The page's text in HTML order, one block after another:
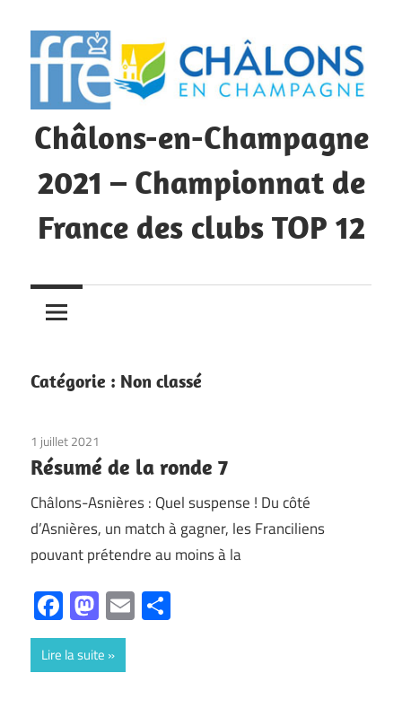
to
content
Châlons-en-Champagne
2021 – Championnat de
France des clubs TOP 12
de
France
TOP12
24
Juin
au
4
Juillet
Catégorie : Non classé
1 juillet 2021
Résumé de la ronde 7
Châlons-Asnières : Quel suspense ! Du côté
d’Asnières, un match à gagner, les Franciliens
pouvant prétendre au moins à la
Facebook
Mastodon
Email
Lire la suite